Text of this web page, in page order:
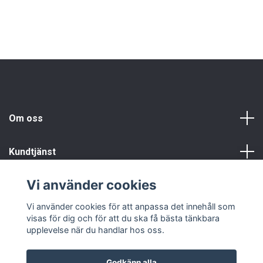
Om oss
Kundtjänst
Vi använder cookies
Vi använder cookies för att anpassa det innehåll som
visas för dig och för att du ska få bästa tänkbara
upplevelse när du handlar hos oss.